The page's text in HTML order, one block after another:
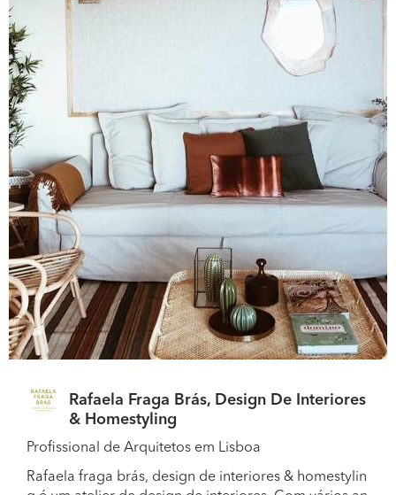
Rafaela Fraga Brás, Design De Interiores
& Homestyling
Profissional de Arquitetos em Lisboa
Rafaela fraga brás, design de interiores & homestylin